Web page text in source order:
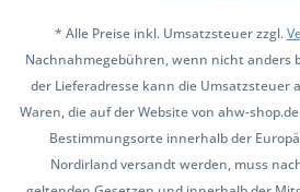
* Alle Preise inkl. Umsatzsteuer zzgl.
Nachnahmegebühren, wenn nicht anders
der Lieferadresse kann die Umsatzsteuer
Waren, die auf der Website von ahw-
Bestimmungsorte innerhalb der
Nordirland versandt werden, muss